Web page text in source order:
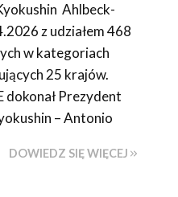
Ahlbeck-
z udziałem 468
w kategoriach
25 krajów.
Prezydent
– Antonio
DOWIEDZ SIĘ WIĘCEJ